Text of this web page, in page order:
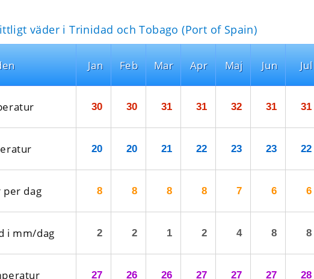
väder i Trinidad och Tobago (Port of Spain)
dag
i mm/dag
Jan
30
20
8
2
27
Feb
30
20
8
2
26
Mar
31
21
8
1
26
Apr
31
22
8
2
27
Maj
32
23
7
4
27
Jun
31
23
6
8
27
Jul
31
22
6
8
28